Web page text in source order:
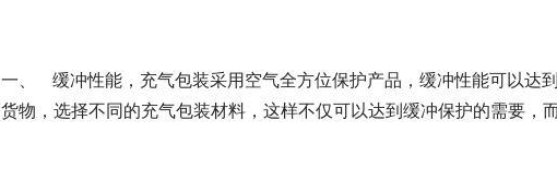
一、   缓冲性能，充气包装采用空气全方位保护产品，缓冲性能可以达
货物，选择不同的充气包装材料，这样不仅可以达到缓冲保护的需要，